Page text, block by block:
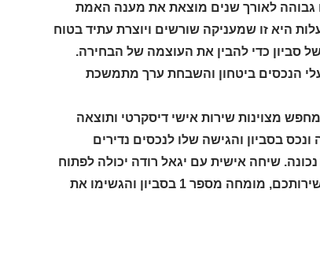
גבוהה לאורך שנים מוצאת את מענה האמת
היא זו שמעניקה שורשים ויוצרת עתיד בטוח
סביון כדי להבין את העוצמה של הבחירה.
הנכסים ביטחון והשבחת ערך מתמשכת
מצוינות שירות אישי דיסקרטי ותוצאה
בסביון והגישה שלו לנכסים נדירים
שיחה אישית עם יגאל רודה יכולה לפתוח
דלת להזדמנויות יוצאות דופן התקשרו עכשיו ליגאל רודה, אוהב את העבודה לשירותכם, מומחה מספר 1 בסביון והגשימו את